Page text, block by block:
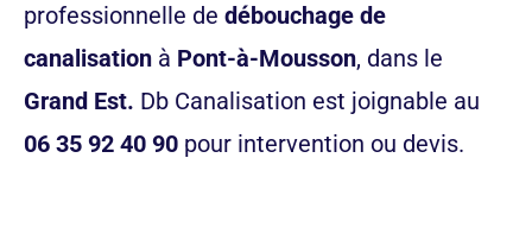
professionnelle de débouchage de
canalisation à Pont-à-Mousson, dans le
Grand Est. Db Canalisation est joignable au
06 35 92 40 90 pour intervention ou devis.